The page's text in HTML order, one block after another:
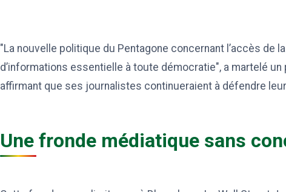
"La nouvelle politique du Pentagone concernant l’accès de
d’informations essentielle à toute démocratie", a martelé
affirmant que ses journalistes continueraient à défendre
Une fronde médiatique sans